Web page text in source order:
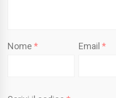
Nome * Email*